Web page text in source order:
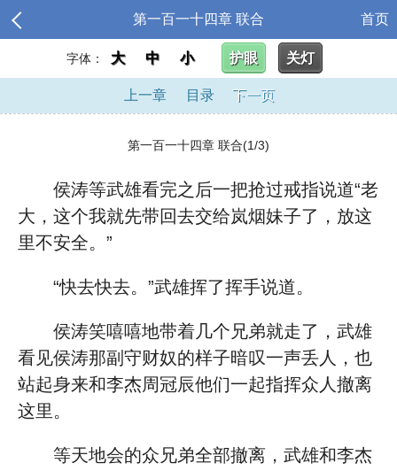
第一百一十四章 联合 首页
字体： 大 中 小 护眼 关灯
上一章 目录 下一页
第一百一十四章 联合(1/3)
侯涛等武雄看完之后一把抢过戒指说道“老
大，这个我就先带回去交给岚烟妹子了，放这
里不安全。”
“快去快去。”武雄挥了挥手说道。
侯涛笑嘻嘻地带着几个兄弟就走了，武雄
看见侯涛那副守财奴的样子暗叹一声丢人，也
站起身来和李杰周冠辰他们一起指挥众人撤离
这里。
等天地会的众兄弟全部撤离，武雄和李杰